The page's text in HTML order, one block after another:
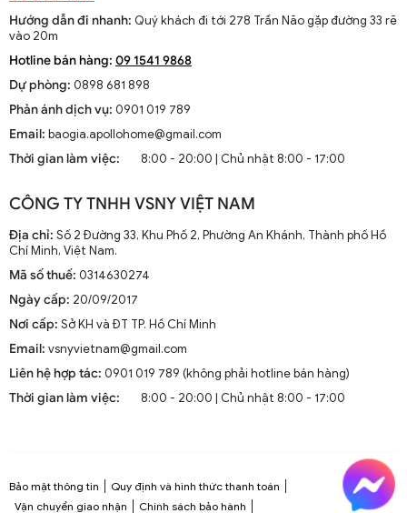
Hướng dẫn đi nhanh: Quý khách đi tới 278 Trần Não gặp đường 33 rẽ
vào 20m
Hotline bán hàng: 09 1541 9868
Dự phòng: 0898 681 898
Phản ánh dịch vụ: 0901 019 789
Email: baogia.apollohome@gmail.com
Thời gian làm việc:
8:00 - 20:00 | Chủ nhật 8:00 - 17:00
CÔNG TY TNHH VSNY VIỆT NAM
Địa chỉ: Số 2 Đường 33, Khu Phố 2, Phường An Khánh, Thành phố Hồ
Chí Minh, Việt Nam.
Mã số thuế: 0314630274
Ngày cấp: 20/09/2017
Nơi cấp: Sở KH và ĐT TP. Hồ Chí Minh
Email: vsnyvietnam@gmail.com
Liên hệ hợp tác: 0901 019 789 (không phải hotline bán hàng)
Thời gian làm việc:
8:00 - 20:00 | Chủ nhật 8:00 - 17:00
Bảo mật thông tin
Quy định và hình thức thanh toán
Vận chuyển giao nhận
Chính sách bảo hành